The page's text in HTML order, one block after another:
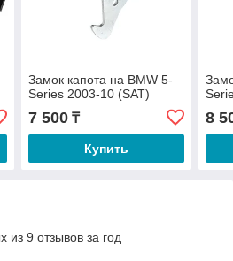
Замок капота на BMW 5-
Series 2003-10 (SAT)
7 500₸
Купить
8
из 9 отзывов за год